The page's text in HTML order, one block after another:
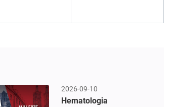
2026-09-10
Hematologia